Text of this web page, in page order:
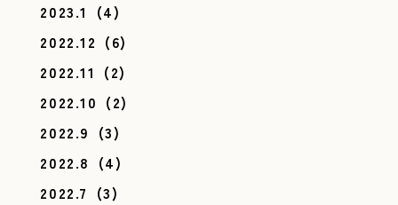
2023.1
(4)
2022.12 (6)
2022.11 (2)
2022.10 (2)
2022.9 (3)
2022.8 (4)
2022.7 (3)